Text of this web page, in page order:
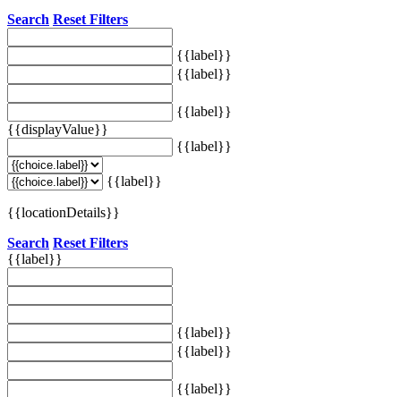
Search Reset Filters
{{label}}
{{label}}
{{label}}
{{displayValue}}
{{label}}
{{label}}
{{locationDetails}}
Search Reset Filters
{{label}}
{{label}}
{{label}}
{{label}}